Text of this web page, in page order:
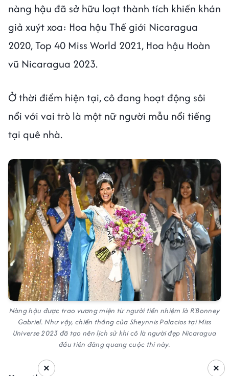
nàng hậu đã sở hữu loạt thành tích khiến khán
giả xuýt xoa: Hoa hậu Thế giới Nicaragua
2020, Top 40 Miss World 2021, Hoa hậu Hoàn
vũ Nicaragua 2023.
Ở thời điểm hiện tại, cô đang hoạt động sôi
nổi với vai trò là một nữ người mẫu nổi tiếng
tại quê nhà.
Nàng hậu được trao vương miện từ người tiền nhiệm là R'Bonney
Gabriel. Như vậy, chiến thắng của Sheynnis Palacios tại Miss
Universe 2023 đã tạo nên lịch sử khi cô là người đẹp Nicaragua
đầu tiên đăng quang cuộc thi này.
×
×